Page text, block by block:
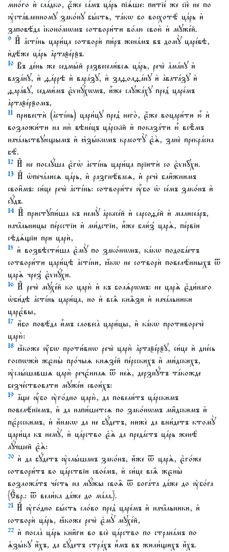
мно́го и҆ сла́дко, є҆́же са́мъ ца́рь пїѧ́ше: питїе́ же сїѐ не по
ᲂу҆ста́вленномꙋ зако́нꙋ бы́сть, та́кѡ бо восхотѣ̀ ца́рь и҆
заповѣ́да і҆коно́мѡмъ сотвори́ти во́лю свою̀ и҆ мꙋже́й.
9 И҆ а҆сті́нь цари́ца сотворѝ пи́ръ жена́мъ въ домꙋ̀ царе́вѣ,
и҆дѣ́же ца́рь а҆ртаѯе́рѯъ.
10 Въ де́нь же седмы́й развесели́всѧ ца́рь, речѐ а҆ма́нꙋ и҆
ваза́нꙋ, и҆ ѳа́ррѣ и҆ вара́зꙋ, и҆ заѳолѳа́нꙋ и҆ а҆вата́зꙋ и҆
ѳара́вꙋ, седми́мъ є҆ѵнꙋ́хѡмъ, и҆̀же слꙋжа́хꙋ пред̾ царе́мъ
а҆ртаѯе́рѯомъ,
11 привестѝ (а҆сті́нь) цари́цꙋ пред̾ него̀, є҆́же воцари́ти ю҆̀ и҆
возложи́ти на ню̀ вѣне́цъ ца́рскїй и҆ показа́ти ю҆̀ всѣ̑мъ
нача́льствꙋющымъ и҆ ꙗ҆зы́кѡмъ красотꙋ̀ є҆ѧ̀, занѐ прекра́сна
бѣ̀.
12 И҆ не послꙋ́ша є҆гѡ̀ а҆сті́нь цари́ца прїитѝ со є҆ѵнꙋ̑хи.
13 И҆ ѡ҆печа́лисѧ ца́рь, и҆ разгнѣ́васѧ, и҆ речѐ бли̑жнимъ
свои̑мъ: си́це речѐ а҆сті́нь: сотвори́те ᲂу҆̀бо ѡ҆ се́мъ зако́нъ и҆
сꙋ́дъ.
14 И҆ пристꙋпи́ша къ немꙋ̀ а҆ркесе́й и҆ сарсоѳе́й и҆ малисеа́ръ,
нача̑льницы пе́рсстїи и҆ ми́дстїи, и҆̀же бли́з̾ царѧ̀, пе́рвїи
сѣдѧ́щїи при царѝ,
15 и҆ возвѣсти́ша є҆мꙋ̀ по зако́нѡмъ, ка́кѡ подоба́етъ
сотвори́ти цари́цѣ а҆сті́ни, ꙗ҆́кѡ не сотворѝ повелѣ́нныхъ ѿ
царѧ̀ чрез̾ є҆ѵнꙋ́хи.
16 И҆ речѐ мꙋхе́й ко царю̀ и҆ къ болѧ́рѡмъ: не царѧ̀ є҆ди́наго
ѡ҆би́дѣ а҆сті́нь цари́ца, но и҆ всѧ̑ кнѧ̑зи и҆ нача́льники
царє́вы,
17 и҆́бо повѣ́да и҆̀мъ словеса̀ цари́цы, и҆ ка́кѡ противоречѐ
царю̀:
18 ꙗ҆́коже ᲂу҆́бѡ проти́внѡ речѐ царю̀ а҆ртаѯе́рѯꙋ, си́це и҆ дне́сь
госпѡжѝ жєны̀ про́чыѧ кнѧзе́й пе́рсскихъ и҆ ми́дскихъ,
ᲂу҆слы́шавшѧ царю̀ речє́ннаѧ ѿ неѧ̀, дерзнꙋ́тъ та́кожде
безче́ствовати мꙋже́и свои́хъ:
19 а҆́ще ᲂу҆̀бо ᲂу҆го́дно царю̀, да повели́тъ ца́рскимъ
повелѣ́нїемъ, и҆ да напи́шетсѧ по зако́нѡмъ ми̑дскимъ и҆
пє́рсскимъ, и҆ и҆́накѡ да не бꙋ́детъ, нижѐ да вни́детъ ктомꙋ̀
цари́ца къ немꙋ̀, и҆ ца́рство є҆ѧ̀ да преда́стъ ца́рь женѣ̀
лꙋ́чшей є҆ѧ̀:
20 и҆ да бꙋ́детъ ᲂу҆слы́шанъ зако́нъ, и҆́же ѿ царѧ̀, є҆го́же
сотвори́тъ во ца́рствїи свое́мъ, и҆ си́це всѧ̑ жєны̀
возложа́тъ че́сть на мꙋ́жы своѧ̑ ѿ бога́та да́же до ᲂу҆бо́га
{Є҆вр.: ѿ вели́ка да́же до ма́ла.}.
21 И҆ ᲂу҆го́дно бы́сть сло́во пред̾ царе́мъ и҆ нача̑льники, и҆
сотворѝ ца́рь, ꙗ҆́коже речѐ є҆мꙋ̀ мꙋхе́й,
22 и҆ посла̀ ца́рь кни̑ги во всѐ ца́рство по страна́мъ по
ѧ҆зы́кꙋ и҆́хъ, да бꙋ́детъ стра́хъ и҆̀мъ въ жили́щихъ и҆́хъ.